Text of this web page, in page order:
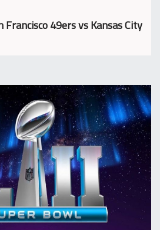
Francisco 49ers vs Kansas City